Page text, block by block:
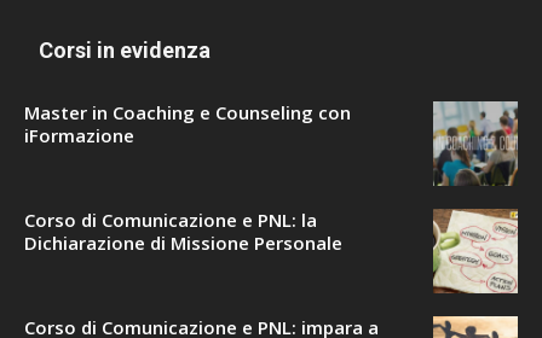
Corsi in evidenza
Master in Coaching e Counseling con
iFormazione
Corso di Comunicazione e PNL: la
Dichiarazione di Missione Personale
Corso di Comunicazione e PNL: impara a